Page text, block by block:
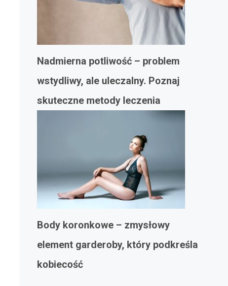
Nadmierna potliwość – problem
wstydliwy, ale uleczalny. Poznaj
skuteczne metody leczenia
Body koronkowe – zmysłowy
element garderoby, który podkreśla
kobiecość